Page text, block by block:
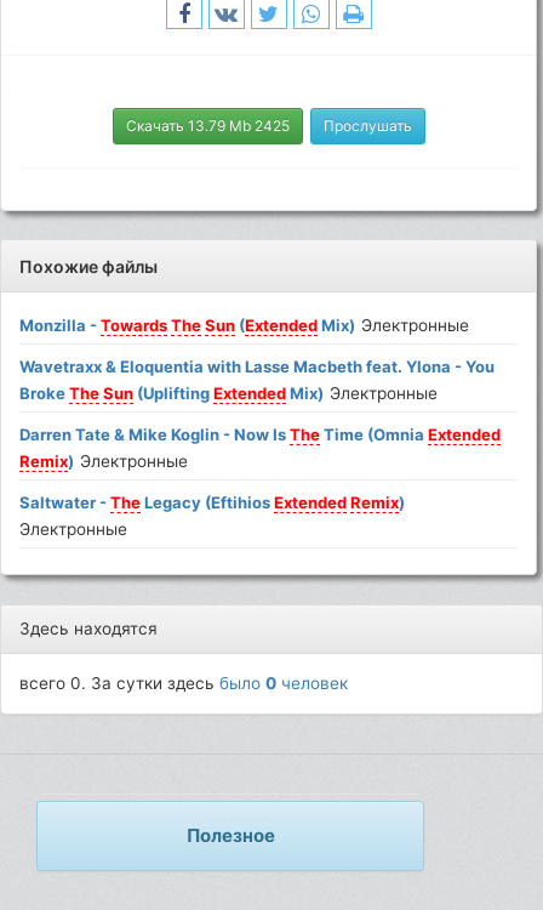
Скачать 13.79 Mb 2425 Прослушать
Похожие файлы
Monzilla -Towards The Sun (ExtendedMix) Электронные
Wavetraxx & Eloquentia with Lasse Macbeth feat. Ylona - You
BrokeThe Sun (UpliftingExtendedMix) Электронные
Darren Tate & Mike Koglin - Now IsTheTime (OmniaExtended
Remix) Электронные
Saltwater -TheLegacy (EftihiosExtended Remix)
Электронные
Здесь находятся
всего 0. За сутки здесьбыло0 человек
Полезное